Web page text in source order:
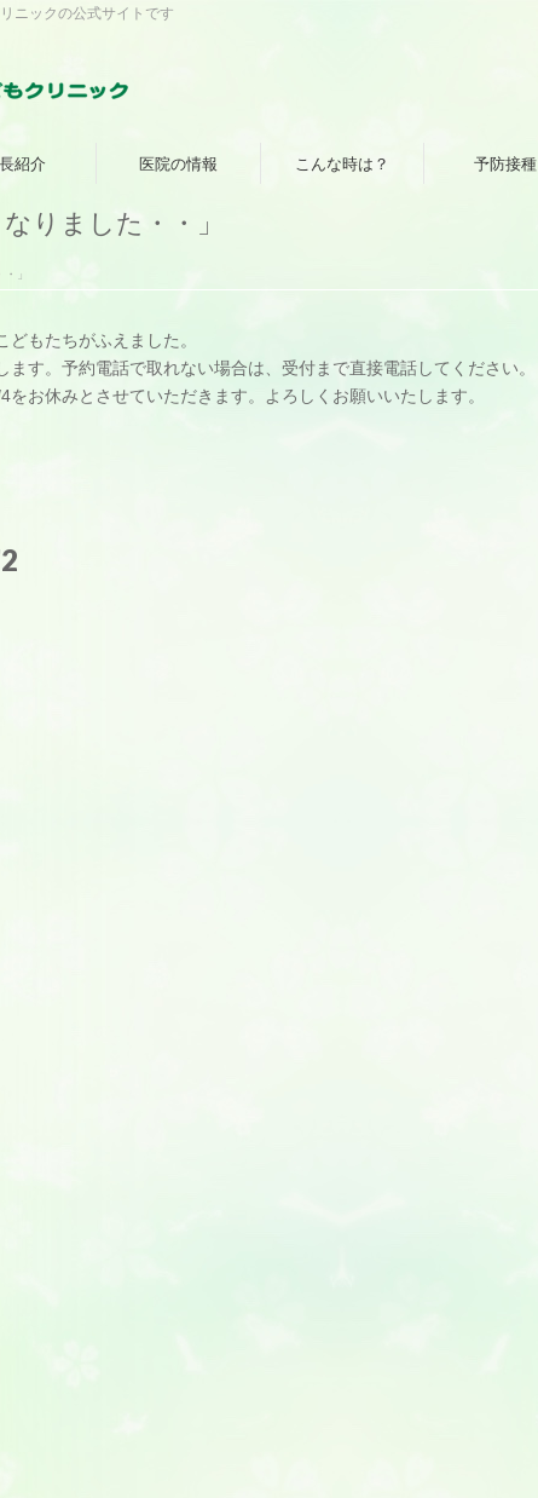
ニックの公式サイトです
紹介 医院の情報 こんな時は？ 予防接種
りました・・」
」
もたちがふえました。
す。予約電話で取れない場合は、受付まで直接電話してください。
お休みとさせていただきます。よろしくお願いいたします。